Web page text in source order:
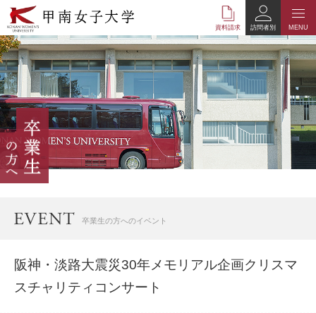
本
文
へ
の
リ
ン
ク
ナ
ビ
ゲ
ー
シ
ョ
資料請求 MENU
訪問者別
卒業生の方へのイベント
阪神・淡路大震災30年メモリアル企画クリスマ
スチャリティコンサート